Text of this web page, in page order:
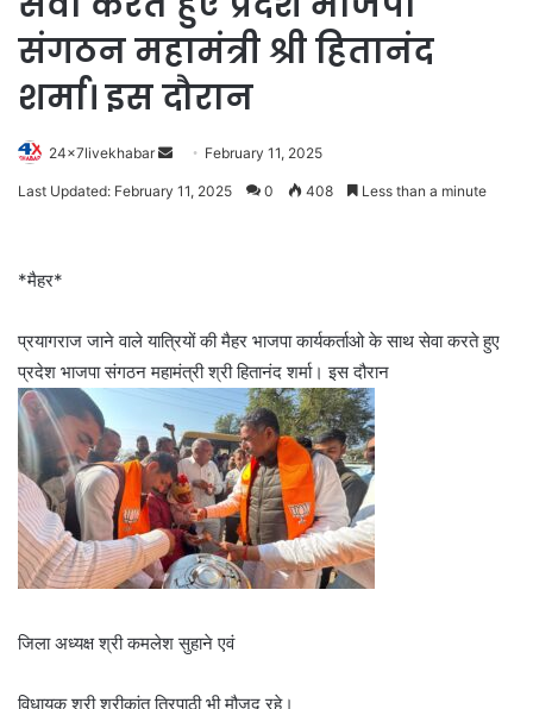
संगठन महामंत्री श्री हितानंद
शर्मा। इस दौरान
24x7livekhabar
Send February 11, 2025
Last Updated: February 11, 2025 0 408 Less than a minute
*मैहर*
प्रयागराज जाने वाले यात्रियों की मैहर भाजपा कार्यकर्ताओ के साथ सेवा करते हुए
प्रदेश भाजपा संगठन महामंत्री श्री हितानंद शर्मा। इस दौरान
जिला अध्यक्ष श्री कमलेश सुहाने एवं
विधायक श्री श्रीकांत त्रिपाठी भी मौजूद रहे।